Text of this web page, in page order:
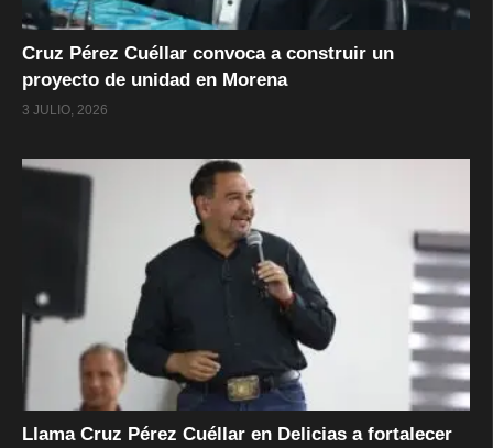
Cruz Pérez Cuéllar convoca a construir un
proyecto de unidad en Morena
3 JULIO, 2026
Llama Cruz Pérez Cuéllar en Delicias a fortalecer